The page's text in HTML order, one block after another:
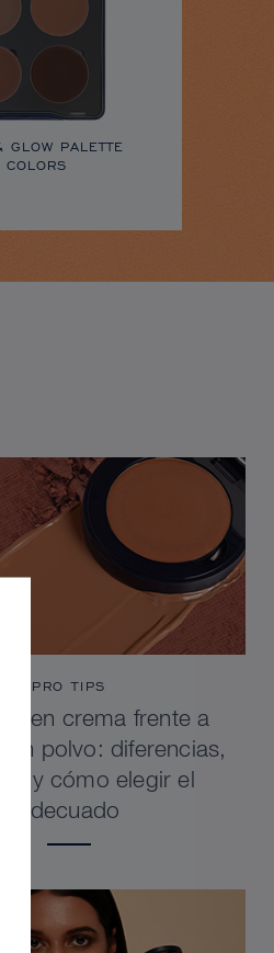
GLOW PALETTE
PRO TIPS
en crema frente a
en polvo: diferencias,
y cómo elegir el
adecuado